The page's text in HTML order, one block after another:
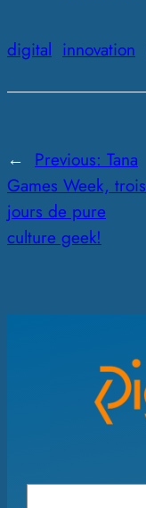
digital innovation
← Previous: Tana
Games Week, trois
jours de pure
culture geek!